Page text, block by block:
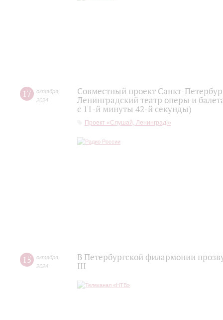
17 октября
2024
Совместный проект Санкт-
Ленинградский театр оперы и
с 11-й минуты 42-й секунды)
Проект «Слушай, Ленинград!»
15 октября
2024
В Петербургской филармонии
III